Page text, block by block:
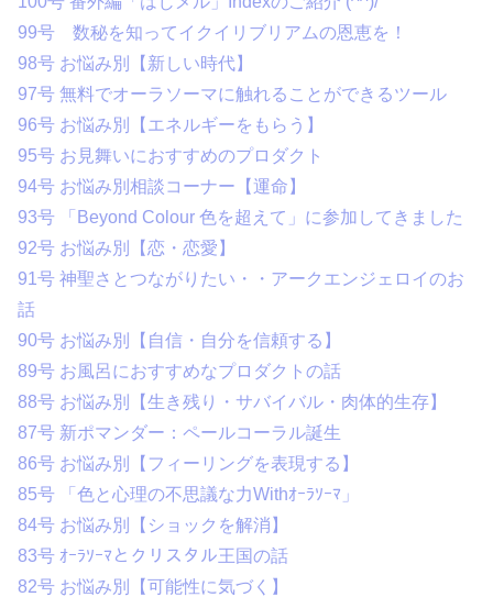
99号 数秘を知ってイクイリブリアムの恩恵を！
98号 お悩み別【新しい時代】
97号 無料でオーラソーマに触れることができるツール
96号 お悩み別【エネルギーをもらう】
95号 お見舞いにおすすめのプロダクト
94号 お悩み別相談コーナー【運命】
93号 「Beyond Colour 色を超えて」に参加してきました
92号 お悩み別【恋・恋愛】
91号 神聖さとつながりたい・・アークエンジェロイのお
話
90号 お悩み別【自信・自分を信頼する】
89号 お風呂におすすめなプロダクトの話
88号 お悩み別【生き残り・サバイバル・肉体的生存】
87号 新ポマンダー：ペールコーラル誕生
86号 お悩み別【フィーリングを表現する】
85号 「色と心理の不思議な力Withｵｰﾗｿｰﾏ」
84号 お悩み別【ショックを解消】
83号 ｵｰﾗｿｰﾏとクリスタル王国の話
82号 お悩み別【可能性に気づく】